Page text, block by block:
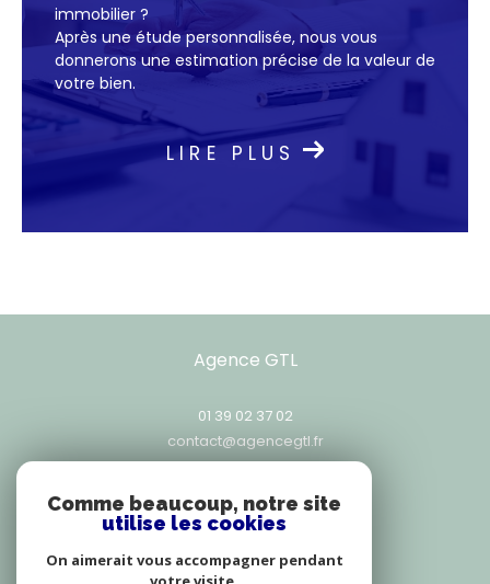
orienter vos décisions.
Contactez notre agence
immobilière
Prêts à concrétiser votre projet immobilier ?
Contactez l'Agence GTL au 01 39 02 37 02, par
Versailles. Ensemble, construisons l’avenir de
vos ambitions immobilières.
immobilier ?
Après une étude personnalisée, nous vous
donnerons une estimation précise de la valeur de
votre bien.
LIRE PLUS
Agence GTL
01 39 02 37 02
contact@agencegtl.fr
25, rue Exelmans
versailles
Comme beaucoup, notre site
utilise les cookies
On aimerait vous accompagner pendant